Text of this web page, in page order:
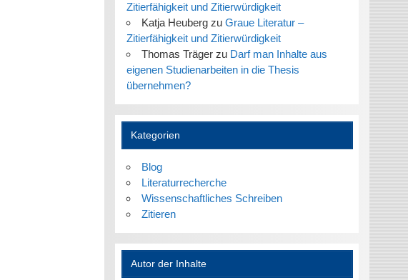
Zitierfähigkeit und Zitierwürdigkeit
Katja Heubergzu Graue Literatur –
Zitierfähigkeit und Zitierwürdigkeit
Thomas Trägerzu Darf man Inhalte aus
eigenen Studienarbeiten in die Thesis
übernehmen?
Kategorien
Blog
Literaturrecherche
Wissenschaftliches Schreiben
Zitieren
Autor der Inhalte